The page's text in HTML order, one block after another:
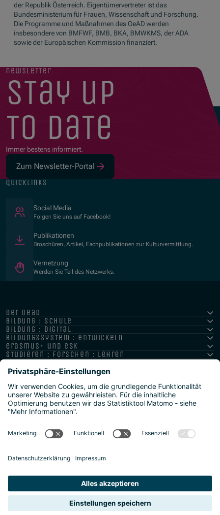
der Republik Österreich. Eigentümervertreter ist das
Bundesministerium für Frauen, Wissenschaft und Forschung.
Die Programme und Maßnahmen des OeAD werden
insbesondere von BMFWF, BMB, BKA, BMWKMS, der ADA
sowie der Europäischen Kommission finanziert.
newsletter
stay up
to date
Immer bestens informiert.
Zum Newsletter-Portal
quicklinks
Social Media
Folgen Sie uns auf Facebook!
Publikationen
Broschüren, Artikel, Fachpublikationen zur Kulturvermittlung.
Vernetzung
Werden Sie Teil des Netzwerks.
der oead
bildung : schule
bildung : digital
bildungssystem : entwickeln
erasmus+ und esk
studieren : forschen : lehren
hochschule : strategie : international
Datenschutz
Meldestelle/Hinweisgeber
Sitemap